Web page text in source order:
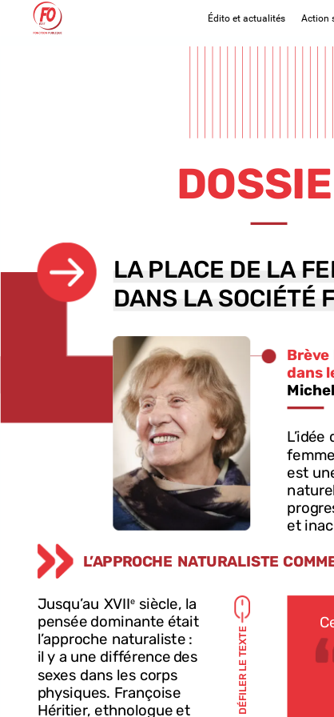
Édito et actualités Action
LA PLACE DE LA
DANS LA SOCIÉTÉ
Brève
dans
L’idée
est
et
L’APPROCHE NATURALISTE
DÉFILER
LE
TEXTE
Jusqu’au XVIIe siècle, la
pensée dominante était
l’approche naturaliste :
ily a une différence des
sexes dans les corps
physiques. Françoise
Héritier, ethnologue et
LA PLACE DE LA
DANS LA SOCIÉTÉ